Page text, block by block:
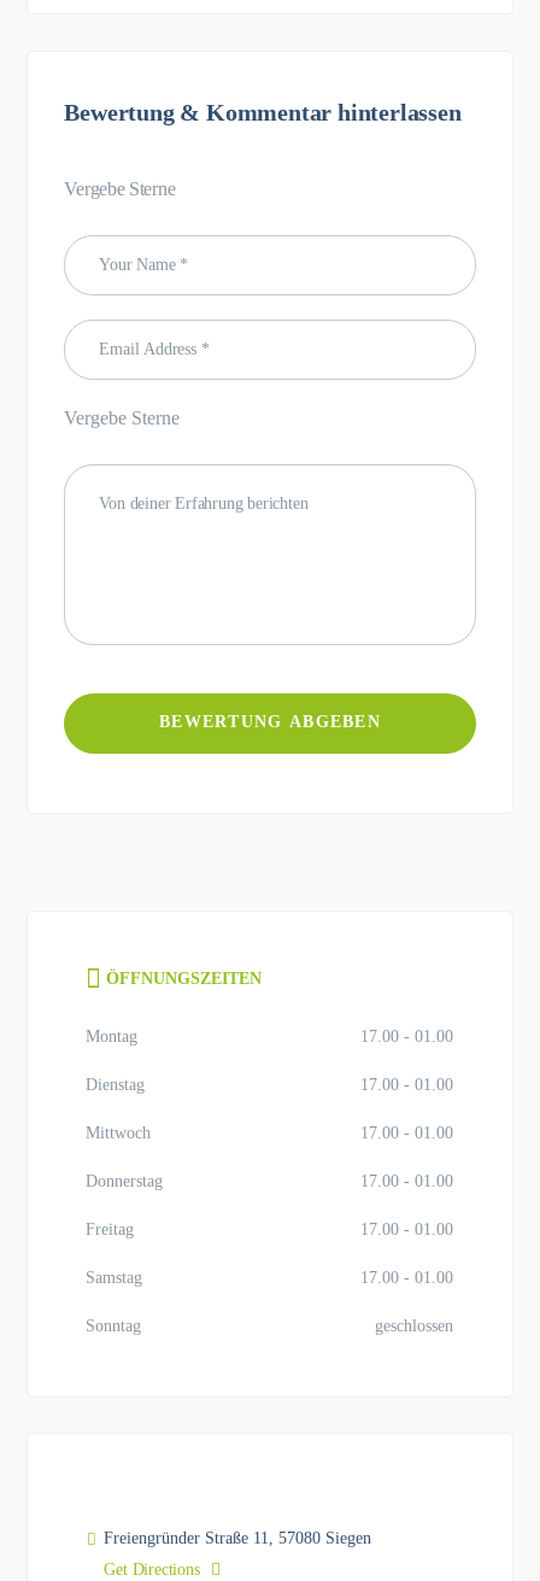
Bewertung & Kommentar hinterlassen
Vergebe Sterne
Vergebe Sterne
ÖFFNUNGSZEITEN
Montag 17.00 - 01.00
Dienstag 17.00 - 01.00
Mittwoch 17.00 - 01.00
Donnerstag 17.00 - 01.00
Freitag 17.00 - 01.00
Samstag 17.00 - 01.00
Sonntag geschlossen
Freiengründer Straße 11, 57080 Siegen
Get Directions